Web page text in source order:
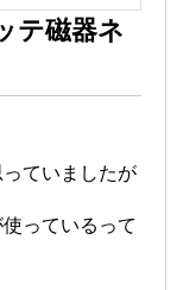
テ磁器ネ
ていましたが
っているって